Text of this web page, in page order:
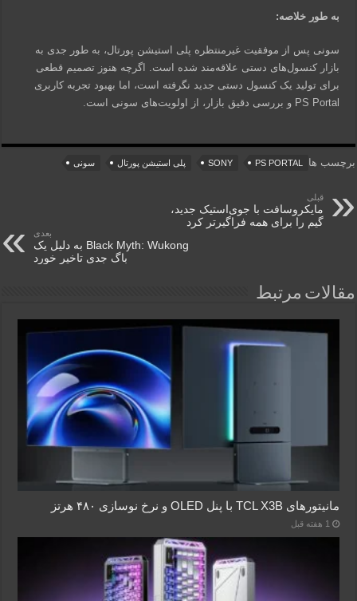
به طور خلاصه:
سونی پس از موفقیت غیرمنتظره پلی استیشن پورتال، به طور جدی به
بازار کنسول‌های دستی علاقه‌مند شده است. اگرچه هنوز تصمیم قطعی
برای تولید یک کنسول دستی جدید نگرفته است، اما بهبود تجربه کاربری
PS Portal و بررسی دقیق بازار، از اولویت‌های سونی است.
برچسب ها PS PORTAL
SONY پلی استیشن پورتال سونی
قبلی
مایکروسافت با جوی‌استیک جدید،
گیم را برای همه فراگیرتر کرد
بعدی
Black Myth: Wukong به دلیل یک
باگ جدی تاخیر خورد
مقالات مرتبط
مانیتورهای TCL X3B با پنل OLED و نرخ نوسازی ۴۸۰ هرتز
1 هفته قبل